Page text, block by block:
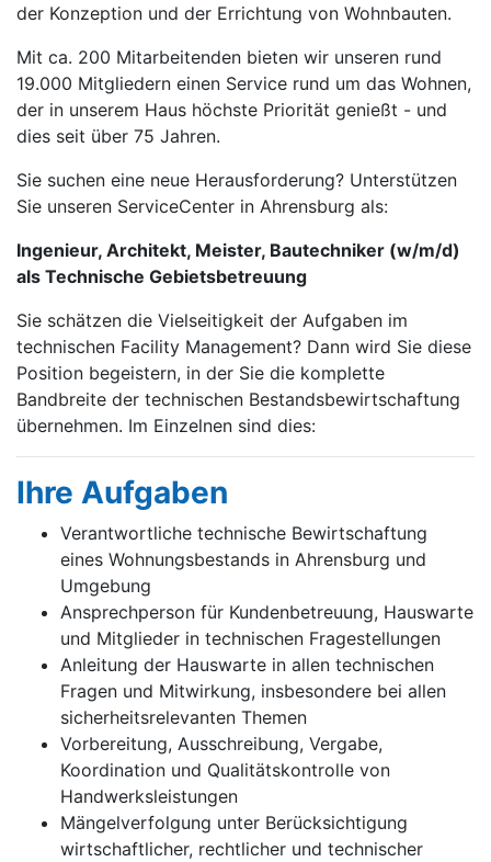
der Konzeption und der Errichtung von Wohnbauten.
Mit ca. 200 Mitarbeitenden bieten wir unseren rund
19.000 Mitgliedern einen Service rund um das Wohnen,
der in unserem Haus höchste Priorität genießt - und
dies seit über 75 Jahren.
Sie suchen eine neue Herausforderung? Unterstützen
Sie unseren ServiceCenter in Ahrensburg als:
Ingenieur, Architekt, Meister, Bautechniker (w/m/d)
als Technische Gebietsbetreuung
Sie schätzen die Vielseitigkeit der Aufgaben im
technischen Facility Management? Dann wird Sie diese
Position begeistern, in der Sie die komplette
Bandbreite der technischen Bestandsbewirtschaftung
übernehmen. Im Einzelnen sind dies:
Ihre Aufgaben
Verantwortliche technische Bewirtschaftung
eines Wohnungsbestands in Ahrensburg und
Umgebung
Ansprechperson für Kundenbetreuung, Hauswarte
und Mitglieder in technischen Fragestellungen
Anleitung der Hauswarte in allen technischen
Fragen und Mitwirkung, insbesondere bei allen
sicherheitsrelevanten Themen
Vorbereitung, Ausschreibung, Vergabe,
Koordination und Qualitätskontrolle von
Handwerksleistungen
Mängelverfolgung unter Berücksichtigung
wirtschaftlicher, rechtlicher und technischer